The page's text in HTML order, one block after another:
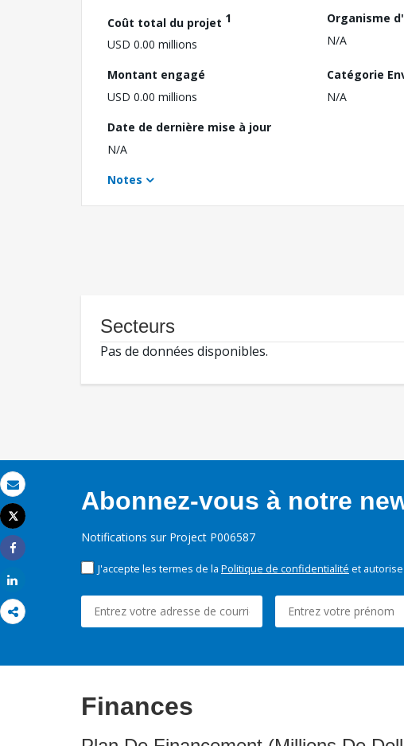
Email
Imprimer
Tweet
Share
Coût total du projet 1
USD 0.00 millions
Organisme
N/A
Montant engagé
USD 0.00 millions
Catégorie
N/A
Date de dernière mise à jour
N/A
Notes
Secteurs
Pas de données disponibles.
Abonnez-vous à notre
Notifications sur Project P006587
J'accepte les termes de la Politique de confidentialité et
Finances